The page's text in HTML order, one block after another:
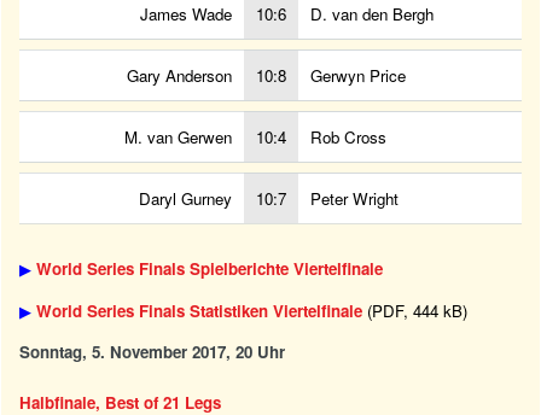
James Wade 10:6 D. van den Bergh
Gary Anderson 10:8 Gerwyn Price
M. van Gerwen 10:4 Rob Cross
Daryl Gurney 10:7 Peter Wright
▶ World Series Finals Spielberichte Viertelfinale
▶ World Series Finals Statistiken Viertelfinale (PDF, 444 kB)
Sonntag, 5. November 2017, 20 Uhr
Halbfinale, Best of 21 Legs